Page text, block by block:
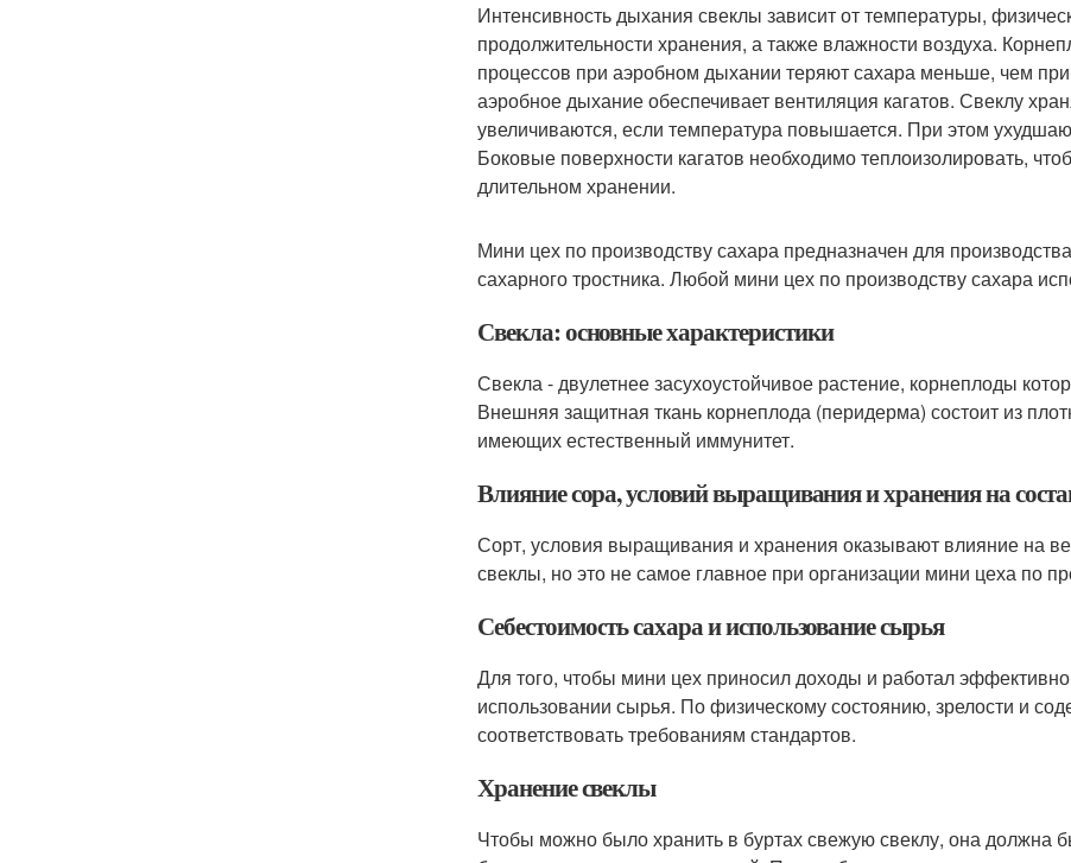
Интенсивность дыхания свеклы зависит от температуры,
продолжительности хранения, а также влажности воздуха.
процессов при аэробном дыхании теряют сахара меньше, чем
аэробное дыхание обеспечивает вентиляция кагатов. Свеклу
увеличиваются, если температура повышается. При этом
Боковые поверхности кагатов необходимо теплоизолировать,
длительном хранении.
Мини цех по производству сахара предназначен для
сахарного тростника. Любой мини цех по производству сахара
Свекла: основные характеристики
Свекла - двулетнее засухоустойчивое растение, корнеплоды
Внешняя защитная ткань корнеплода (перидерма) состоит из
имеющих естественный иммунитет.
Влияние сора, условий выращивания и хранения на
Сорт, условия выращивания и хранения оказывают влияние на
свеклы, но это не самое главное при организации мини цеха по
Себестоимость сахара и использование сырья
Для того, чтобы мини цех приносил доходы и работал
использовании сырья. По физическому состоянию, зрелости и
соответствовать требованиям стандартов.
Хранение свеклы
Чтобы можно было хранить в буртах свежую свеклу, она